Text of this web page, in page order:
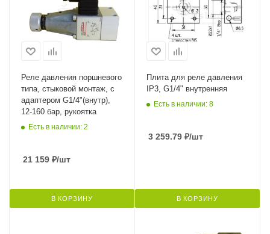
Реле давления поршневого
типа, стыковой монтаж, с
адаптером G1/4"(внутр),
12-160 бар, рукоятка
Есть в наличии: 2
21 159 ₽/шт
В КОРЗИНУ
Плита для реле давления
IP3, G1/4" внутренняя
Есть в наличии: 8
3 259.79 ₽/шт
В КОРЗИНУ